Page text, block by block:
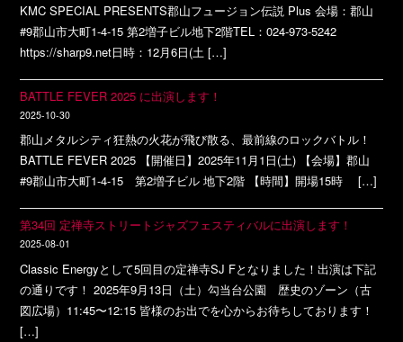
KMC SPECIAL PRESENTS郡山フュージョン伝説 Plus 会場：郡山
#9郡山市大町1-4-15 第2増子ビル地下2階TEL：024-973-5242
https://sharp9.net日時：12月6日(土 […]
BATTLE FEVER 2025 に出演します！
2025-10-30
郡山メタルシティ狂熱の火花が飛び散る、最前線のロックバトル！
BATTLE FEVER 2025 【開催日】2025年11月1日(土) 【会場】郡山
#9郡山市大町1-4-15 第2増子ビル 地下2階 【時間】開場15時 […]
第34回 定禅寺ストリートジャズフェスティバルに出演します！
2025-08-01
Classic Energyとして5回目の定禅寺SJ Fとなりました！出演は下記
の通りです！ 2025年9月13日（土）勾当台公園 歴史のゾーン（古
図広場）11:45〜12:15 皆様のお出でを心からお待ちしております！
[…]